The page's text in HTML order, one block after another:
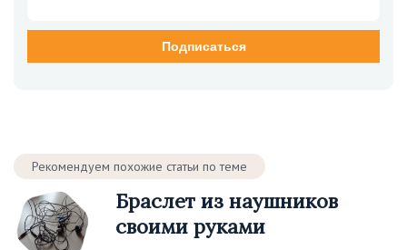
Рекомендуем похожие статьи по теме
Браслет из наушников
своими руками